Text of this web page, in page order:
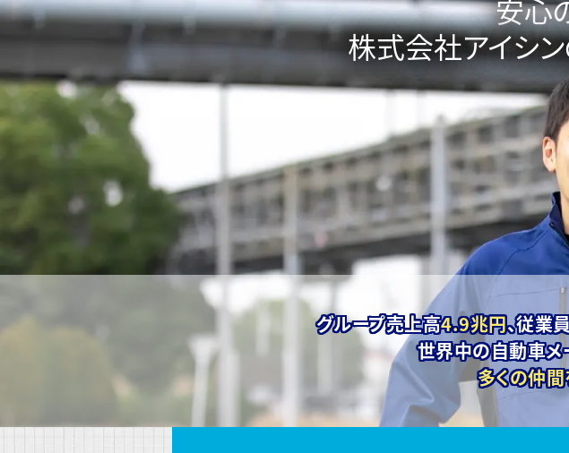
安心
株式会社アイシ
グループ売上高4.9兆円、従業
世界中の自動車メ
多くの仲間